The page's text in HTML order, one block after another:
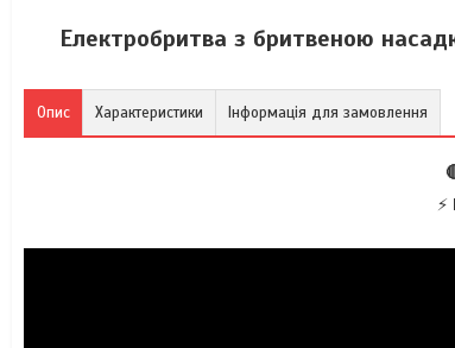
Електробритва з бритвеною
Опис Характеристики Інформація для замовлення
⚡